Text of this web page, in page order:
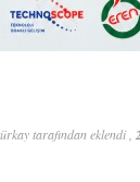
tarafından eklendi ,